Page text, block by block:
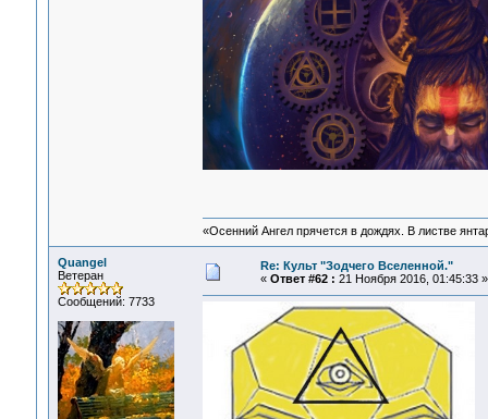
«Осенний Ангел прячется в дождях. В листве
Quangel
Ветеран
Сообщений: 7733
Re: Культ "Зодчего Вселенной."
« Ответ #62 : 21 Ноября 2016, 01:45:33 »